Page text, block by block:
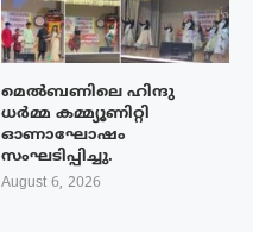
മെൽബണിലെ ഹിന്ദു
ധർമ്മ കമ്മ്യൂണിറ്റി
ഓണാഘോഷം
സംഘടിപ്പിച്ചു.
August 6, 2026